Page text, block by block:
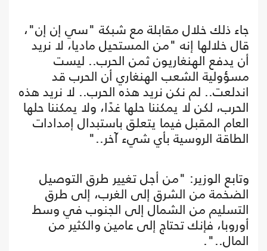
جاء ذلك خلال مقابلة مع شبكة "سي إن إن"،
قال خلالها إنه "من المستحيل ماديا، لا نريد
أن يدفع الهنغاريون ثمن الحرب.. ليست
مسؤولية الشعب الهنغاري أن الحرب قد
اندلعت.. لم نكن نريد هذه الحرب.. لا نريد هذه
الحرب، لكن لا يمكننا حلها غدًا، ولا يمكننا حلها
العام المقبل فيما يتعلق باستبدال إمدادات
الطاقة الروسية بأي شيء آخر.."
وتابع الوزير: "من أجل تغيير طرق التوصيل
الضخمة من الشرق إلى الغرب، إلى طرق
التسليم من الشمال إلى الجنوب في وسط
أوروبا، فإنك تحتاج إلى عامين والكثير من
المال..".